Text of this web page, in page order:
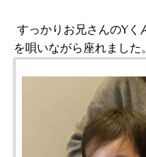
すっかりお兄さんのYく
を唄いながら座れました